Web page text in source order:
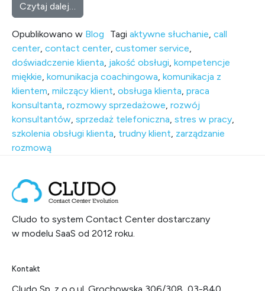
Czytaj dalej…
Opublikowano w Blog Tagi aktywne słuchanie, call
center, contact center, customer service,
doświadczenie klienta, jakość obsługi, kompetencje
miękkie, komunikacja coachingowa, komunikacja z
klientem, milczący klient, obsługa klienta, praca
konsultanta, rozmowy sprzedażowe, rozwój
konsultantów, sprzedaż telefoniczna, stres w pracy,
szkolenia obsługi klienta, trudny klient, zarządzanie
rozmową
Cludo to system Contact Center dostarczany
w modelu SaaS od 2012 roku.
Kontakt